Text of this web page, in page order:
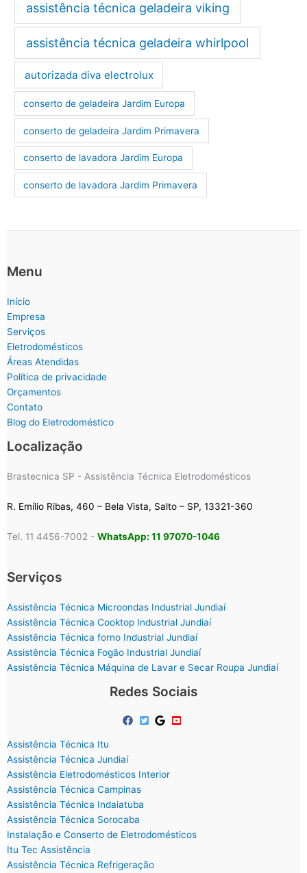
assistência técnica geladeira viking
assistência técnica geladeira whirlpool
autorizada diva electrolux
conserto de geladeira Jardim Europa
conserto de geladeira Jardim Primavera
conserto de lavadora Jardim Europa
conserto de lavadora Jardim Primavera
Menu
Início
Empresa
Serviços
Eletrodomésticos
Áreas Atendidas
Política de privacidade
Orçamentos
Contato
Blog do Eletrodoméstico
Localização
Brastecnica SP - Assistência Técnica Eletrodomésticos
R. Emílio Ribas, 460 – Bela Vista, Salto – SP, 13321-360
Tel. 11 4456-7002 - WhatsApp: 11 97070-1046
Serviços
Assistência Técnica Microondas Industrial Jundiaí
Assistência Técnica Cooktop Industrial Jundiaí
Assistência Técnica forno Industrial Jundiaí
Assistência Técnica Fogão Industrial Jundiaí
Assistência Técnica Máquina de Lavar e Secar Roupa Jundiaí
Redes Sociais
Assistência Técnica Itu
Assistência Técnica Jundiaí
Assistência Eletrodomésticos Interior
Assistência Técnica Campinas
Assistência Técnica Indaiatuba
Assistência Técnica Sorocaba
Instalação e Conserto de Eletrodomésticos
Itu Tec Assistência
Assistência Técnica Refrigeração